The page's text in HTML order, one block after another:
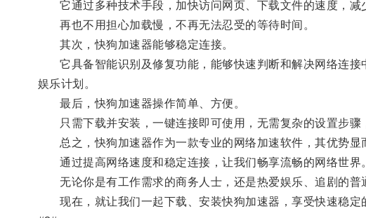
它通过多种技术手段，加快访问网页、下载文件的速度，减
再也不用担心加载慢，不再无法忍受的等待时间。
其次，快狗加速器能够稳定连接。
它具备智能识别及修复功能，能够快速判断和解决网络连接
娱乐计划。
最后，快狗加速器操作简单、方便。
只需下载并安装，一键连接即可使用，无需复杂的设置步骤
总之，快狗加速器作为一款专业的网络加速软件，其优势显
通过提高网络速度和稳定连接，让我们畅享流畅的网络世界
无论你是有工作需求的商务人士，还是热爱娱乐、追剧的普
现在，就让我们一起下载、安装快狗加速器，享受快速稳定